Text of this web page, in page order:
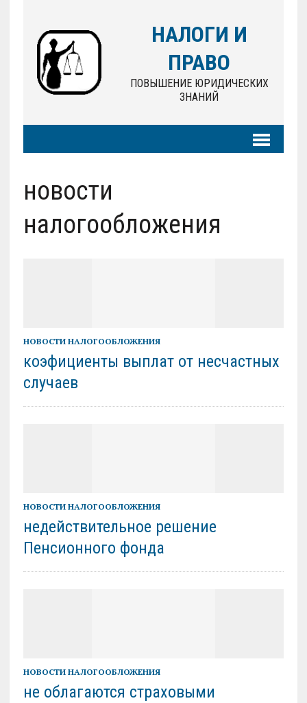
НАЛОГИ И
ПРАВО
ПОВЫШЕНИЕ ЮРИДИЧЕСКИХ
ЗНАНИЙ
новости
налогообложения
НОВОСТИ НАЛОГООБЛОЖЕНИЯ
коэфициенты выплат от несчастных
случаев
НОВОСТИ НАЛОГООБЛОЖЕНИЯ
недействительное решение
Пенсионного фонда
НОВОСТИ НАЛОГООБЛОЖЕНИЯ
не облагаются страховыми